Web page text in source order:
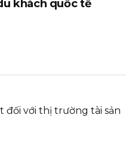
khách quốc tế
đối với thị trường tài sản